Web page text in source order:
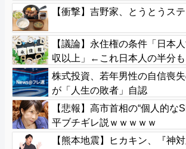
【衝撃】吉野家、とうとうス
【議論】永住権の条件「日本
収以上」←これ日本人の半分
いだろ
株式投資、若年男性の自信喪
が「人生の敗者」自認
【悲報】高市首相の“個人的な
平ブチギレ説ｗｗｗｗｗ
【熊本地震】ヒカキン、『神